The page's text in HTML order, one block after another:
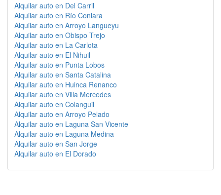
Alquilar auto en Del Carril
Alquilar auto en Río Conlara
Alquilar auto en Arroyo Langueyu
Alquilar auto en Obispo Trejo
Alquilar auto en La Carlota
Alquilar auto en El Nihuil
Alquilar auto en Punta Lobos
Alquilar auto en Santa Catalina
Alquilar auto en Huinca Renanco
Alquilar auto en Villa Mercedes
Alquilar auto en Colanguil
Alquilar auto en Arroyo Pelado
Alquilar auto en Laguna San Vicente
Alquilar auto en Laguna Medina
Alquilar auto en San Jorge
Alquilar auto en El Dorado